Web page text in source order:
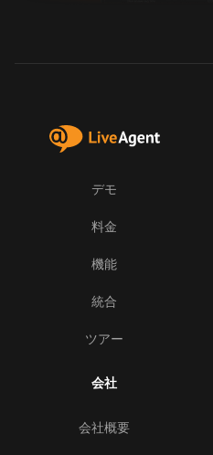
デモ
料金
機能
統合
ツアー
会社
会社概要